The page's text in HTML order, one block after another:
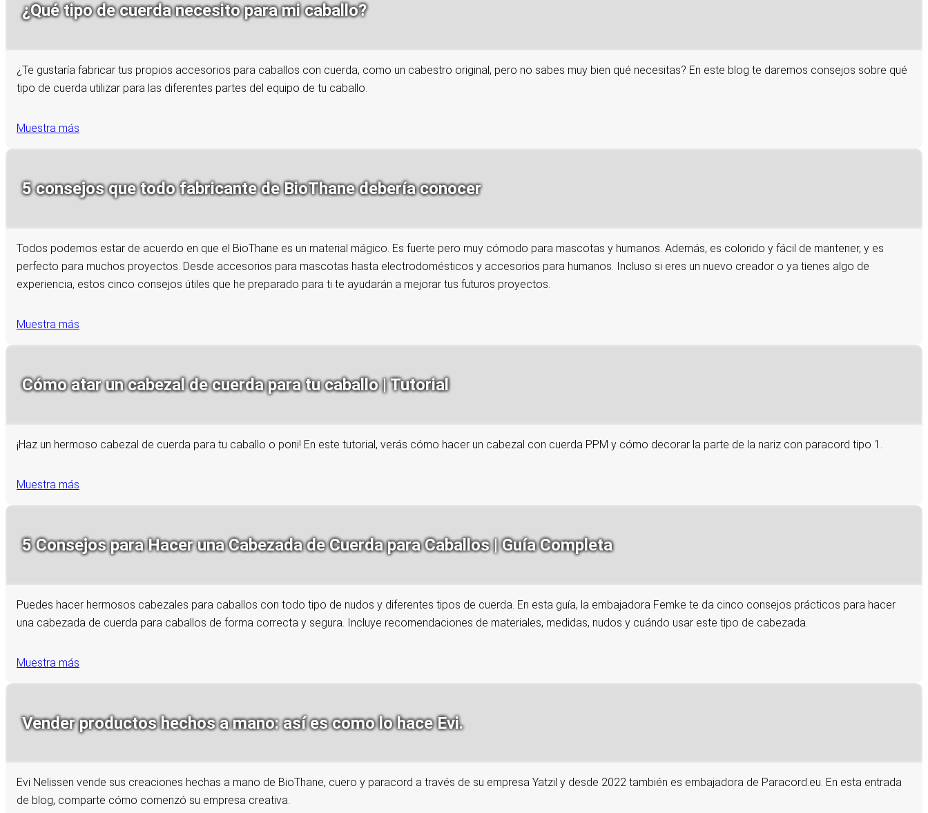
¿Qué tipo de cuerda necesito para mi caballo?
¿Te gustaría fabricar tus propios accesorios para caballos con cuerda, como un cabestro original, pero no sabes muy bien qué necesitas? En este blog te daremos consejos sobre qué
tipo de cuerda utilizar para las diferentes partes del equipo de tu caballo.
Muestra más
5 consejos que todo fabricante de BioThane debería conocer
Todos podemos estar de acuerdo en que el BioThane es un material mágico. Es fuerte pero muy cómodo para mascotas y humanos. Además, es colorido y fácil de mantener, y es
perfecto para muchos proyectos. Desde accesorios para mascotas hasta electrodomésticos y accesorios para humanos. Incluso si eres un nuevo creador o ya tienes algo de
experiencia, estos cinco consejos útiles que he preparado para ti te ayudarán a mejorar tus futuros proyectos.
Muestra más
Cómo atar un cabezal de cuerda para tu caballo | Tutorial
¡Haz un hermoso cabezal de cuerda para tu caballo o poni! En este tutorial, verás cómo hacer un cabezal con cuerda PPM y cómo decorar la parte de la nariz con paracord tipo 1.
Muestra más
5 Consejos para Hacer una Cabezada de Cuerda para Caballos | Guía Completa
Puedes hacer hermosos cabezales para caballos con todo tipo de nudos y diferentes tipos de cuerda. En esta guía, la embajadora Femke te da cinco consejos prácticos para hacer
una cabezada de cuerda para caballos de forma correcta y segura. Incluye recomendaciones de materiales, medidas, nudos y cuándo usar este tipo de cabezada.
Muestra más
Vender productos hechos a mano: así es como lo hace Evi.
Evi Nelissen vende sus creaciones hechas a mano de BioThane, cuero y paracord a través de su empresa Yatzil y desde 2022 también es embajadora de Paracord.eu. En esta entrada
de blog, comparte cómo comenzó su empresa creativa.